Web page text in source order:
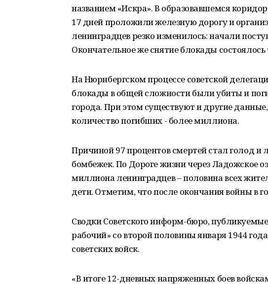
названием «Искра». В образовавшемся
17 дней проложили железную дорогу и
ленинградцев резко изменилось: начали
Окончательное же снятие блокады состоялось
На Нюрнбергском процессе советской
блокады в общей сложности были убиты и
города. При этом существуют и другие
количество погибших - более миллиона.
Причиной 97 процентов смертей стал голод
бомбежек. По Дороге жизни через Ладожское
миллиона ленинградцев – половина всех
дети. Отметим, что после окончания войны в
Сводки Советского информ-бюро,
рабочий» со второй половины января 1944
советских войск.
«В итоге 12-дневных напряженных боев